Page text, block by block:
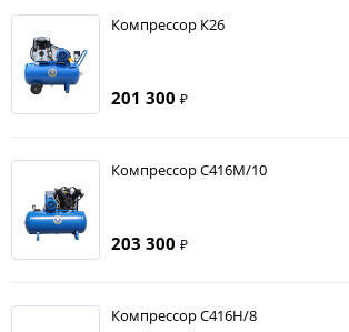
Компрессор К26
201 300 ₽
Компрессор С416М/10
203 300 ₽
Компрессор С416Н/8